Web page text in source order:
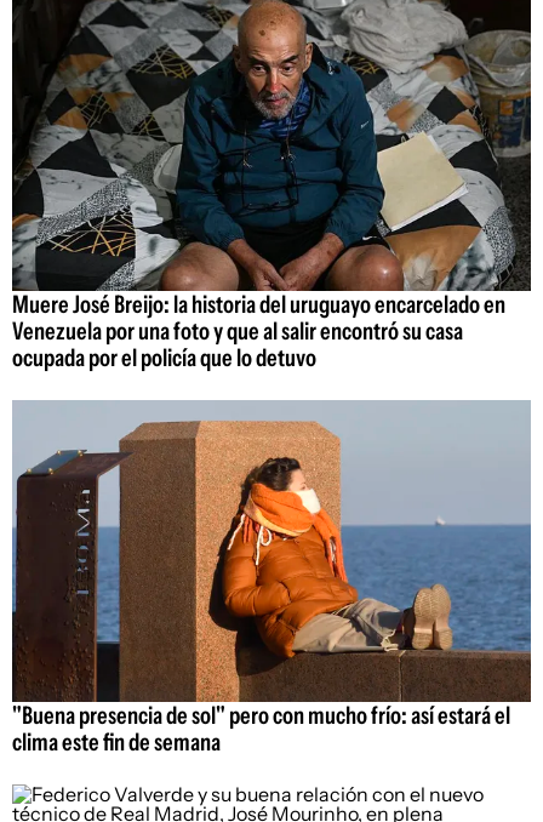
Muere José Breijo: la historia del uruguayo encarcelado en
Venezuela por una foto y que al salir encontró su casa
ocupada por el policía que lo detuvo
"Buena presencia de sol" pero con mucho frío: así estará el
clima este fin de semana